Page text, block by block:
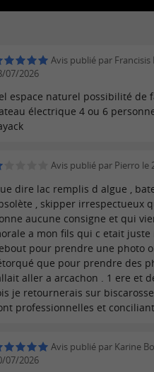
Avis publié par Francisis
07/2026
espace naturel possibilité de
électrique 4 ou 6
Avis publié par Pierro le
dire lac remplis d algue ,
, skipper irrespectueux
aucune consigne et qui
a mon fils qui c etait juste
pour prendre une photo
que pour prendre des
aller a arcachon . 1 ere et
je retournerais sur
professionnelles et
Avis publié par Karine
07/2026